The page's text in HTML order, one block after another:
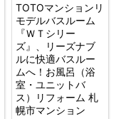
TOTOマンションリ
モデルバスルーム
『ＷＴシリー
ズ』、リーズナブ
ルに快適バスルー
ムへ！お風呂（浴
室・ユニットバ
ス）リフォーム 札
幌市マンション